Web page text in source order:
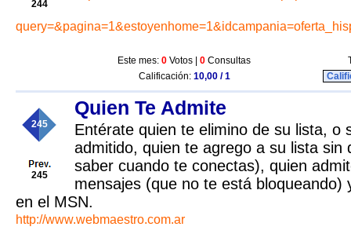
244
Este mes: 0 Votos | 0 Consultas
Calificación: 10,00 / 1
245
245
Quien Te Admite
Entérate quien te elimino de su lista, o
admitido, quien te agrego a su lista sin
saber cuando te conectas), quien
mensajes (que no te está bloqueando)
en el MSN.
http://www.webmaestro.com.ar